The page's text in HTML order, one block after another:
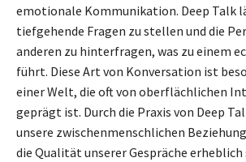
emotionale Kommunikation. Deep Talk
tiefgehende Fragen zu stellen und die
anderen zu hinterfragen, was zu einem
führt. Diese Art von Konversation ist
einer Welt, die oft von oberflächlichen
geprägt ist. Durch die Praxis von Deep
unsere zwischenmenschlichen
die Qualität unserer Gespräche